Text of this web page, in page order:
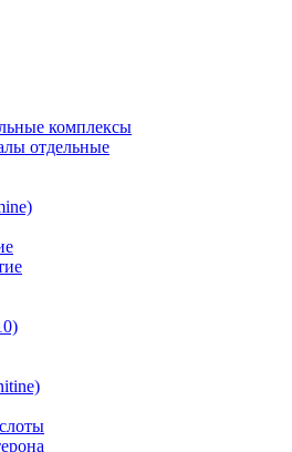
комплексы
отдельные